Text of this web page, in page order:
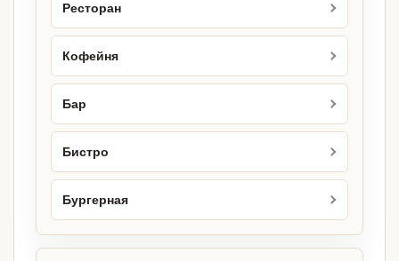
Ресторан
Кофейня
Бар
Бистро
Бургерная